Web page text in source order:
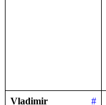
Vladimir #